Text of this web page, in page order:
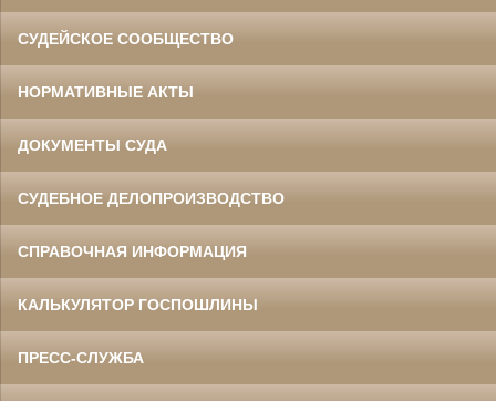
СУДЕЙСКОЕ СООБЩЕСТВО
НОРМАТИВНЫЕ АКТЫ
ДОКУМЕНТЫ СУДА
СУДЕБНОЕ ДЕЛОПРОИЗВОДСТВО
СПРАВОЧНАЯ ИНФОРМАЦИЯ
КАЛЬКУЛЯТОР ГОСПОШЛИНЫ
ПРЕСС-СЛУЖБА